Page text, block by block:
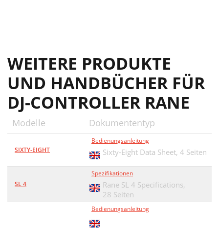
WEITERE PRODUKTE
UND HANDBÜCHER FÜR
DJ-CONTROLLER RANE
Modelle Dokumententyp
SIXTY-EIGHT
Bedienungsanleitung
Sixty-Eight Data Sheet, 4 Seiten
SL 4
Spezifikationen
Rane SL 4 Specifications,
28 Seiten
Bedienungsanleitung